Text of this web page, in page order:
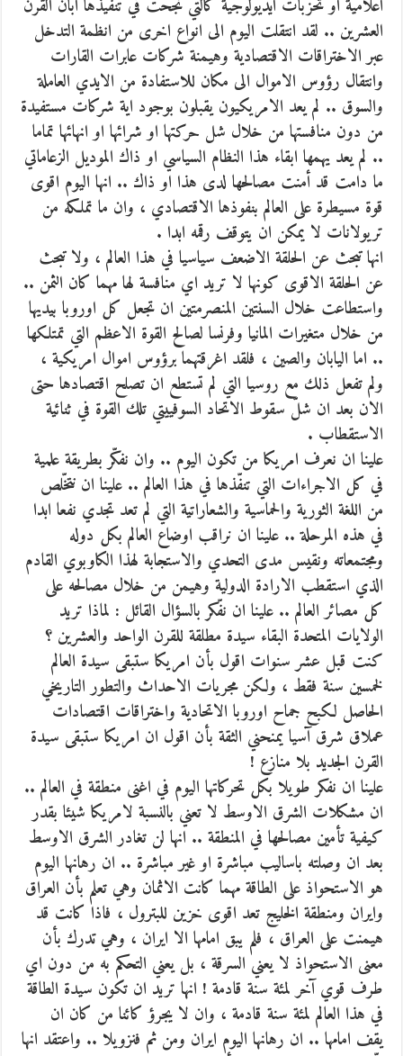
اعلامية او تحزبات ايديولوجية كالتي نجحت في تنفيذها ابان القرن
العشرين .. لقد انتقلت اليوم الى انواع اخرى من انظمة التدخل
عبر الاختراقات الاقتصادية وهيمنة شركات عابرات القارات
وانتقال رؤوس الاموال الى مكان للاستفادة من الايدي العاملة
والسوق .. لم يعد الامريكيون يقبلون بوجود اية شركات مستفيدة
من دون منافستها من خلال شل حركتها او شرائها او انهائها تماما
.. لم يعد يهمها ابقاء هذا النظام السياسي او ذاك الموديل الزعاماتي
ما دامت قد أمنت مصالحها لدى هذا او ذاك .. انها اليوم اقوى
قوة مسيطرة على العالم بنفوذها الاقتصادي ، وان ما تملكه من
تريولانات لا يمكن ان يتوقف رقمه ابدا .
انها تبحث عن الحلقة الاضعف سياسيا في هذا العالم ، ولا تبحث
عن الحلقة الاقوى كونها لا تريد اي منافسة لها مهما كان الثمن ..
واستطاعت خلال السنتين المنصرمتين ان تجعل كل اوروبا بيديها
من خلال متغيرات المانيا وفرنسا لصالح القوة الاعظم التي تمتلكها
.. اما اليابان والصين ، فلقد اغرقتهما برؤوس اموال امريكية ،
ولم تفعل ذلك مع روسيا التي لم تستطع ان تصلح اقتصادها حتى
الان بعد ان شلّ سقوط الاتحاد السوفييتي تلك القوة في ثنائية
الاستقطاب .
علينا ان نعرف امريكا من تكون اليوم .. وان نفكّر بطريقة علمية
في كل الاجراءات التي تنفّذها في هذا العالم .. علينا ان نتخّلص
من اللغة الثورية والحماسية والشعاراتية التي لم تعد تجدي نفعا ابدا
في هذه المرحلة .. علينا ان نراقب اوضاع العالم بكل دوله
ومجتمعاته ونقيس مدى التحدي والاستجابة لهذا الكاوبوي القادم
الذي استقطب الارادة الدولية وهيمن من خلال مصالحه على
كل مصائر العالم .. علينا ان نفّكر بالسؤال القائل : لماذا تريد
الولايات المتحدة البقاء سيدة مطلقة للقرن الواحد والعشرين ؟
كنت قبل عشر سنوات اقول بأن امريكا ستبقى سيدة العالم
لخمسين سنة فقط ، ولكن مجريات الاحداث والتطور التاريخي
الحاصل لكبح جماح اوروبا الاتحادية واختراقات اقتصادات
عملاق شرق آسيا يمنحني الثقة بأن اقول ان امريكا ستبقى سيدة
القرن الجديد بلا منازع !
علينا ان نفكر طويلا بكل تحركاتها اليوم في اغنى منطقة في العالم ..
ان مشكلات الشرق الاوسط لا تعني بالنسبة لامريكا شيئا بقدر
كيفية تأمين مصالحها في المنطقة .. انها لن تغادر الشرق الاوسط
بعد ان وصلته باساليب مباشرة او غير مباشرة .. ان رهانها اليوم
هو الاستحواذ على الطاقة مهما كانت الاثمان وهي تعلم بأن العراق
وايران ومنطقة الخليج تعد اقوى خزين للبترول ، فاذا كانت قد
هيمنت على العراق ، فلم يبق امامها الا ايران ، وهي تدرك بأن
معنى الاستحواذ لا يعني السرقة ، بل يعني التحكم به من دون اي
طرف قوي آخر لمئة سنة قادمة ! انها تريد ان تكون سيدة الطاقة
في هذا العالم لمئة سنة قادمة ، وان لا يجرؤ كائنا من كان ان
يقف امامها .. ان رهانها اليوم ايران ومن ثم فنزويلا .. واعتقد انها